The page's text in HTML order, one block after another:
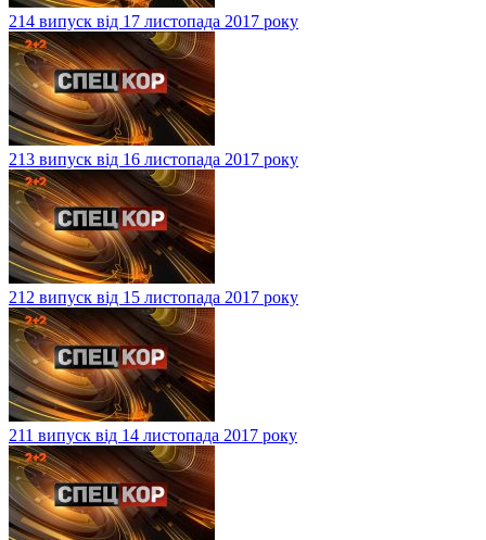
214 випуск від 17 листопада 2017 року
213 випуск від 16 листопада 2017 року
212 випуск від 15 листопада 2017 року
211 випуск від 14 листопада 2017 року